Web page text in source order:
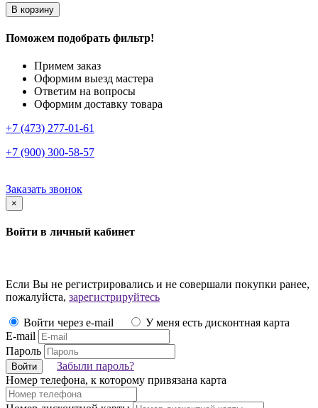
В корзину
Поможем подобрать фильтр!
Примем заказ
Оформим выезд мастера
Ответим на вопросы
Оформим доставку товара
+7 (473) 277-01-61
+7 (900) 300-58-57
Заказать звонок
×
Войти в личный кабинет
Если Вы не регистрировались и не совершали покупки ранее,
пожалуйста, зарегистрируйтесь
Войти через e-mail
У меня есть дисконтная карта
E-mail
Пароль
Войти
Забыли пароль?
Номер телефона, к которому привязана карта